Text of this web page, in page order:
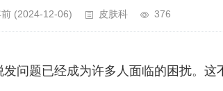
(2024-12-06) 皮肤科 376
问题已经成为许多人面临的困扰。